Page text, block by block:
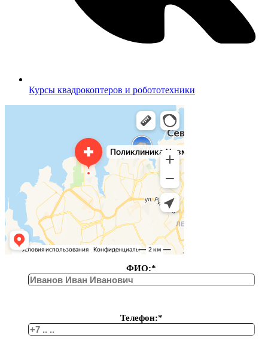
Курсы квадрокоптеров и робототехники
ФИО:*
Телефон:*